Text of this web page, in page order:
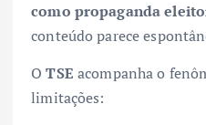
como propaganda
conteúdo parece
OTSE acompanha o
limitações: